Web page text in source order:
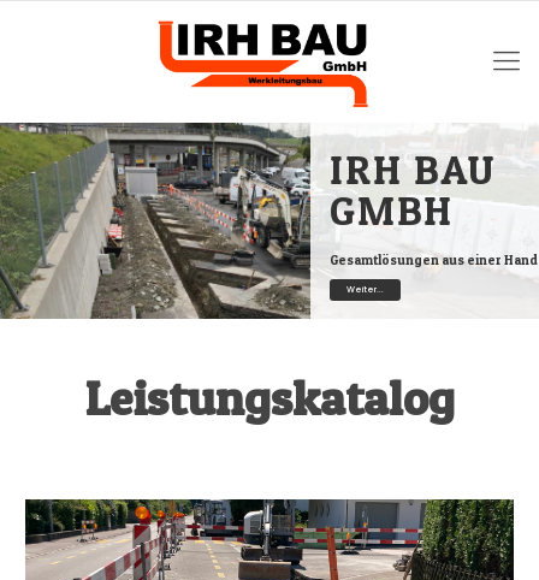
IRH BAU
GMBH
Gesamtlösungen aus einer
Weiter...
Leistungskatalog